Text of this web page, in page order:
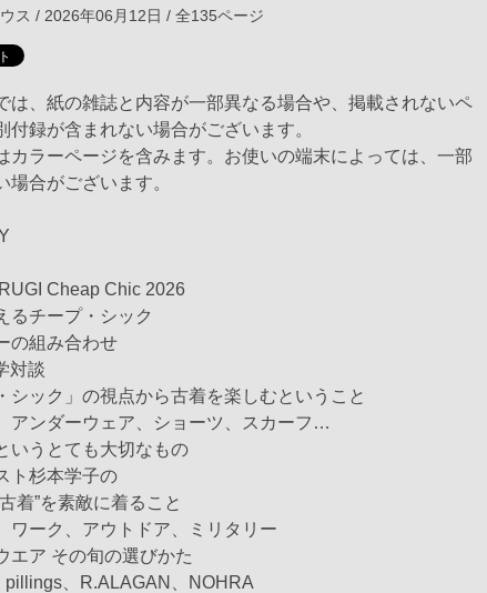
ス / 2026年06月12日 / 全135ページ
は、紙の雑誌と内容が一部異なる場合や、掲載されないペ
付録が含まれない場合がございます。
カラーページを含みます。お使いの端末によっては、一部
場合がございます。
Cheap Chic 2026
るチープ・シック
の組み合わせ
対談
シック」の視点から古着を楽しむということ
アンダーウェア、ショーツ、スカーフ…
いうとても大切なもの
ト杉本学子の
着”を素敵に着ること
ワーク、アウトドア、ミリタリー
エア その旬の選びかた
pillings、R.ALAGAN、NOHRA